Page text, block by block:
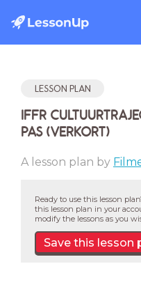
LESSON PLAN
IFFR
PAS (VERKORT)
A lesson plan by
Ready to use this lesson
this lesson plan in your
modify the lessons as you
Save this lesson